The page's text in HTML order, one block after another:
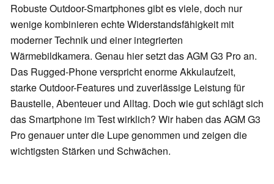
Robuste Outdoor-Smartphones gibt es viele, doch nur
wenige kombinieren echte Widerstandsfähigkeit mit
moderner Technik und einer integrierten
Wärmebildkamera. Genau hier setzt das AGM G3 Pro an.
Das Rugged-Phone verspricht enorme Akkulaufzeit,
starke Outdoor-Features und zuverlässige Leistung für
Baustelle, Abenteuer und Alltag. Doch wie gut schlägt sich
das Smartphone im Test wirklich? Wir haben das AGM G3
Pro genauer unter die Lupe genommen und zeigen die
wichtigsten Stärken und Schwächen.